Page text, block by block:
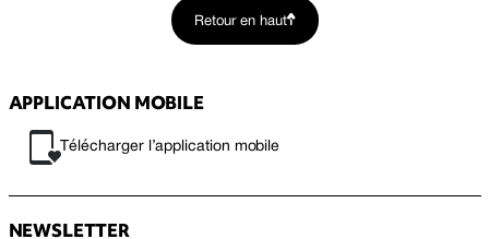
Retour en haut
APPLICATION MOBILE
Télécharger l’application mobile
NEWSLETTER